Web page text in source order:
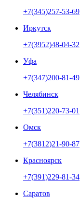
+7(345)257-53-69
Иркутск
+7(3952)48-04-32
Уфа
+7(347)200-81-49
Челябинск
+7(351)220-73-01
Омск
+7(3812)21-90-87
Красноярск
+7(391)229-81-34
Саратов